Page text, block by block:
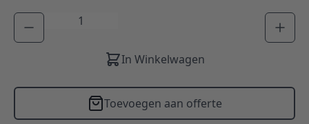
Aantal
In Winkelwagen
Toevoegen aan offerte